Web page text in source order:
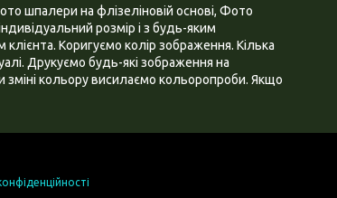
шпалери на флізеліновій основі, Фото
розмір і з будь-яким
Коригуємо колір зображення. Кілька
Друкуємо будь-які зображення на
зміні кольору висилаємо кольоропроби. Якщо